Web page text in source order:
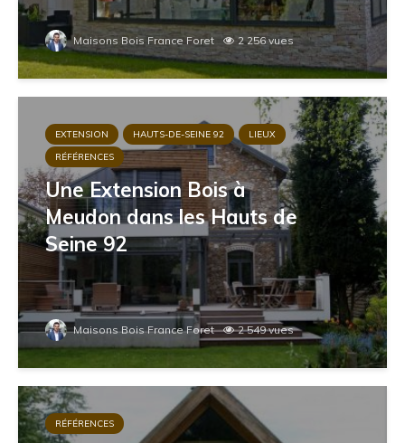
Maisons Bois France Foret 2 256 vues
EXTENSION HAUTS-DE-SEINE 92
LIEUX
RÉFÉRENCES
Une Extension Bois à
Meudon dans les Hauts de
Seine 92
Maisons Bois France Foret 2 549 vues
RÉFÉRENCES